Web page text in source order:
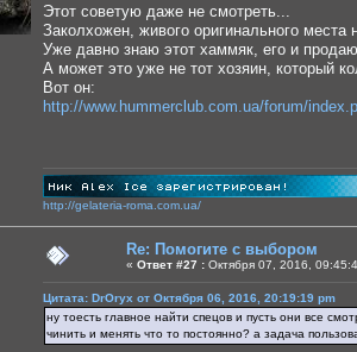
Этот советую даже не смотреть...
Заколхожен, живого оригинального места
Уже давно знаю этот хаммяк, его и
А может это уже не тот хозяин, который
Вот он:
http://www.hummerclub.com.ua/forum/
http://gelateria-roma.com.ua/
Re: Помогите с выбором
« Ответ #27 : Октября 07, 2016,
Цитата: DrOryx от Октября 06, 2016, 20:19:19 pm
ну тоесть главное найти спецов и пусть они все
чинить и менять что то постоянно? а задача